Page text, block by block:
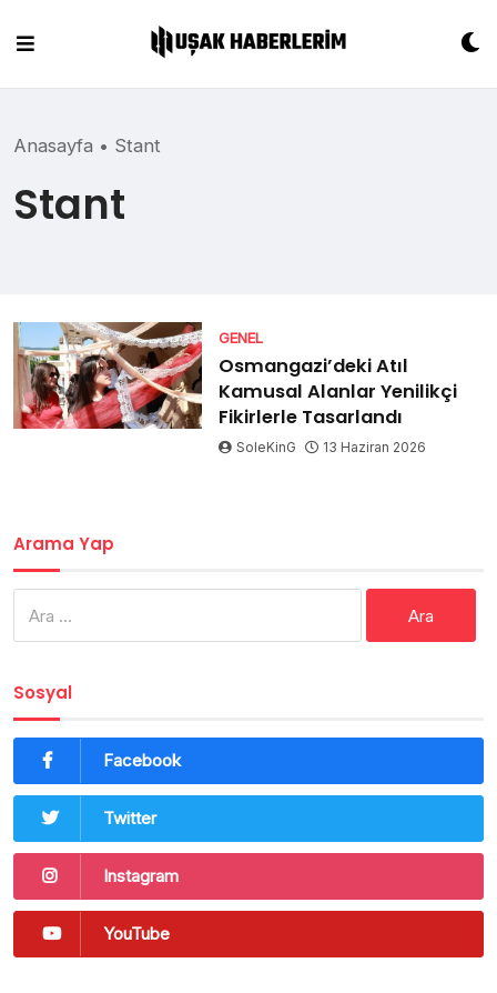
content
Anasayfa • Stant
Stant
GENEL
Osmangazi’deki Atıl
Kamusal Alanlar Yenilikçi
Fikirlerle Tasarlandı
SoleKinG 13 Haziran 2026
Arama Yap
Sosyal
Facebook
Twitter
Instagram
YouTube